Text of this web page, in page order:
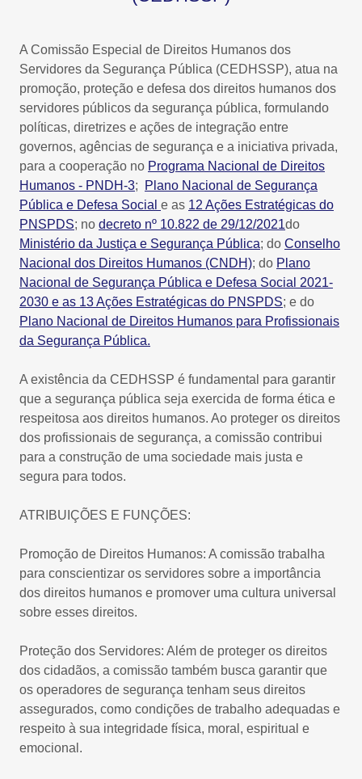
A Comissão Especial de Direitos Humanos dos
Servidores da Segurança Pública (CEDHSSP), atua na
promoção, proteção e defesa dos direitos humanos dos
servidores públicos da segurança pública, formulando
políticas, diretrizes e ações de integração entre
governos, agências de segurança e a iniciativa privada,
para a cooperação no Programa Nacional de Direitos
Humanos - PNDH-3;
Plano Nacional de Segurança
Pública e Defesa Social e as 12 Ações Estratégicas do
PNSPDS; no decreto nº 10.822 de 29/12/2021do
Ministério da Justiça e Segurança Pública; do Conselho
Nacional dos Direitos Humanos (CNDH); do Plano
Nacional de Segurança Pública e Defesa Social 2021-
2030 e as 13 Ações Estratégicas do PNSPDS; e do
Plano Nacional de Direitos Humanos para Profissionais
da Segurança Pública.
A existência da CEDHSSP é fundamental para garantir
que a segurança pública seja exercida de forma ética e
respeitosa aos direitos humanos. Ao proteger os direitos
dos profissionais de segurança, a comissão contribui
para a construção de uma sociedade mais justa e
segura para todos.
ATRIBUIÇÕES E FUNÇÕES:
Promoção de Direitos Humanos: A comissão trabalha
para conscientizar os servidores sobre a importância
dos direitos humanos e promover uma cultura universal
sobre esses direitos.
Proteção dos Servidores: Além de proteger os direitos
dos cidadãos, a comissão também busca garantir que
os operadores de segurança tenham seus direitos
assegurados, como condições de trabalho adequadas e
respeito à sua integridade física, moral, espiritual e
emocional.